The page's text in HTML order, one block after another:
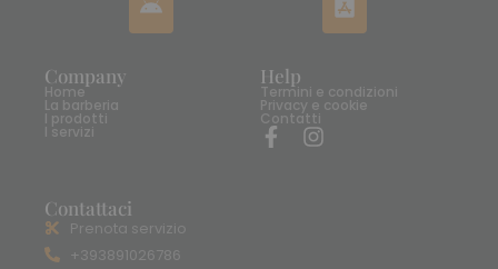
Company
Home
La barberia
I prodotti
I servizi
Help
Termini e condizioni
Privacy e cookie
Contatti
Contattaci
Prenota servizio
+393891026786